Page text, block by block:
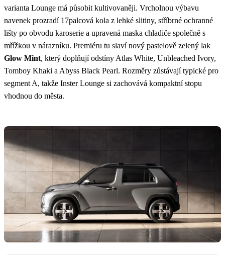
varianta Lounge má působit kultivovaněji. Vrcholnou výbavu
navenek prozradí 17palcová kola z lehké slitiny, stříbrné ochranné
lišty po obvodu karoserie a upravená maska chladiče společně s
mřížkou v nárazníku. Premiéru tu slaví nový pastelově zelený lak
Glow Mint, který doplňují odstíny Atlas White, Unbleached Ivory,
Tomboy Khaki a Abyss Black Pearl. Rozměry zůstávají typické pro
segment A, takže Inster Lounge si zachovává kompaktní stopu
vhodnou do města.